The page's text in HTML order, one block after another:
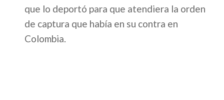
que lo deportó para que atendiera la orden
de captura que había en su contra en
Colombia.